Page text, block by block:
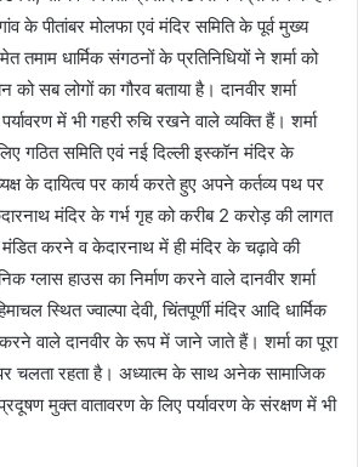
के पीतांबर मोलफा एवं मंदिर समिति के पूर्व मुख्य
तमाम धार्मिक संगठनों के प्रतिनिधियों ने शर्मा को
सब लोगों का गौरव बताया है। दानवीर शर्मा
में भी गहरी रुचि रखने वाले व्यक्ति हैं। शर्मा
गठित समिति एवं नई दिल्ली इस्कॉन मंदिर के
के दायित्व पर कार्य करते हुए अपने कर्तव्य पथ पर
मंदिर के गर्भ गृह को करीब 2 करोड़ की लागत
मंडित करने व केदारनाथ में ही मंदिर के चढ़ावे की
ग्लास हाउस का निर्माण करने वाले दानवीर शर्मा
स्थित ज्वाल्पा देवी, चिंतपूर्णी मंदिर आदि धार्मिक
वाले दानवीर के रूप में जाने जाते हैं। शर्मा का पूरा
पर चलता रहता है। अध्यात्म के साथ अनेक सामाजिक
मुक्त वातावरण के लिए पर्यावरण के संरक्षण में भी